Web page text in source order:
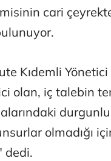
cari
Kıdemli
olan, iç talebin
olmadığı
dedi.